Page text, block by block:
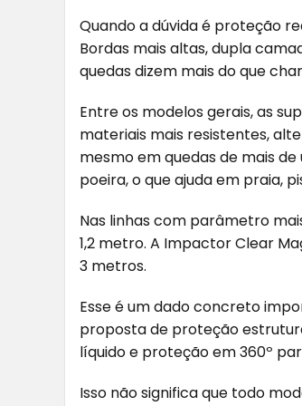
Quando a dúvida é proteção
Bordas mais altas, dupla
quedas dizem mais do que
Entre os modelos gerais, as
materiais mais resistentes,
mesmo em quedas de mais
poeira, o que ajuda em praia,
Nas linhas com parâmetro
1,2 metro. A Impactor Clear
3 metros.
Esse é um dado concreto
proposta de proteção
líquido e proteção em 360º
Isso não significa que todo